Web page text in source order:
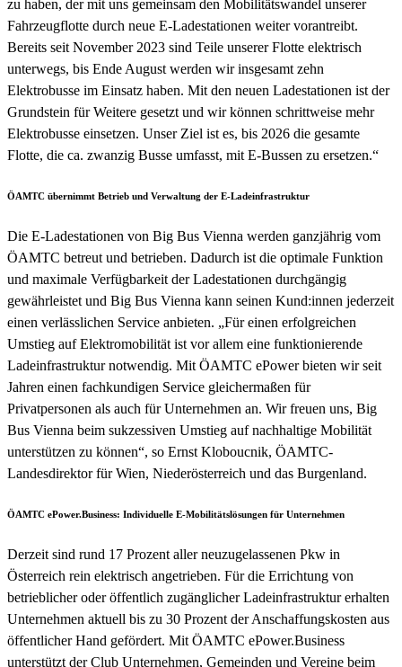
zu haben, der mit uns gemeinsam den Mobilitätswandel unserer
Fahrzeugflotte durch neue E-Ladestationen weiter vorantreibt.
Bereits seit November 2023 sind Teile unserer Flotte elektrisch
unterwegs, bis Ende August werden wir insgesamt zehn
Elektrobusse im Einsatz haben. Mit den neuen Ladestationen ist der
Grundstein für Weitere gesetzt und wir können schrittweise mehr
Elektrobusse einsetzen. Unser Ziel ist es, bis 2026 die gesamte
Flotte, die ca. zwanzig Busse umfasst, mit E-Bussen zu ersetzen.“
ÖAMTC übernimmt Betrieb und Verwaltung der E-Ladeinfrastruktur
Die E-Ladestationen von Big Bus Vienna werden ganzjährig vom
ÖAMTC betreut und betrieben. Dadurch ist die optimale Funktion
und maximale Verfügbarkeit der Ladestationen durchgängig
gewährleistet und Big Bus Vienna kann seinen Kund:innen jederzeit
einen verlässlichen Service anbieten. „Für einen erfolgreichen
Umstieg auf Elektromobilität ist vor allem eine funktionierende
Ladeinfrastruktur notwendig. Mit ÖAMTC ePower bieten wir seit
Jahren einen fachkundigen Service gleichermaßen für
Privatpersonen als auch für Unternehmen an. Wir freuen uns, Big
Bus Vienna beim sukzessiven Umstieg auf nachhaltige Mobilität
unterstützen zu können“, so Ernst Kloboucnik, ÖAMTC-
Landesdirektor für Wien, Niederösterreich und das Burgenland.
ÖAMTC ePower.Business: Individuelle E-Mobilitätslösungen für Unternehmen
Derzeit sind rund 17 Prozent aller neuzugelassenen Pkw in
Österreich rein elektrisch angetrieben. Für die Errichtung von
betrieblicher oder öffentlich zugänglicher Ladeinfrastruktur erhalten
Unternehmen aktuell bis zu 30 Prozent der Anschaffungskosten aus
öffentlicher Hand gefördert. Mit ÖAMTC ePower.Business
unterstützt der Club Unternehmen, Gemeinden und Vereine beim